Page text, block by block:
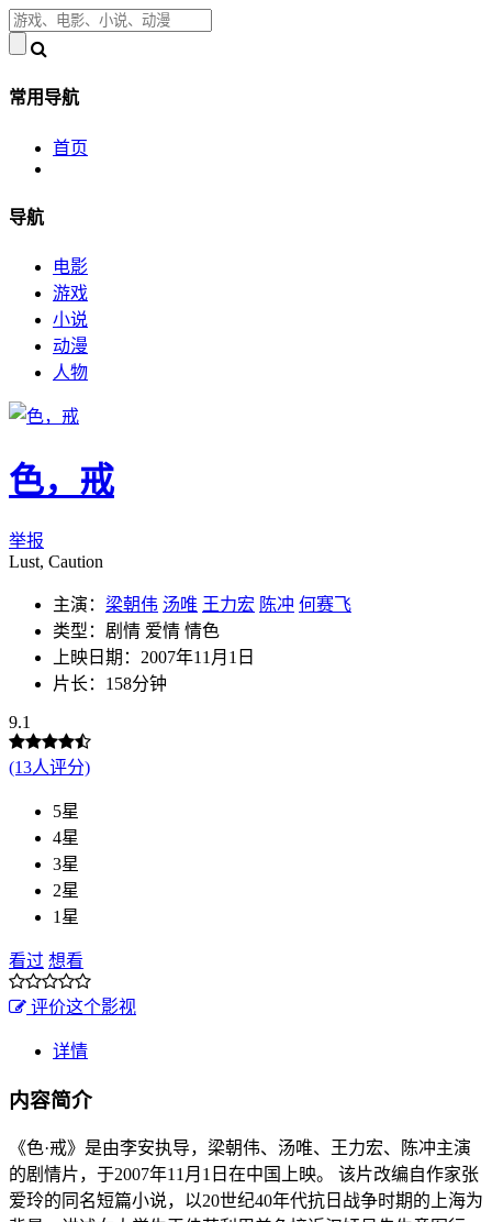
常用导航
首页
导航
电影
游戏
小说
动漫
人物
色，戒
举报
Lust, Caution
主演： 梁朝伟 汤唯 王力宏 陈冲 何赛飞
类型：剧情 爱情 情色
上映日期：2007年11月1日
片长：158分钟
9.1
(13人评分)
5星
4星
3星
2星
1星
看过 想看
评价这个影视
详情
内容简介
《色·戒》是由李安执导，梁朝伟、汤唯、王力宏、陈冲主演
的剧情片，于2007年11月1日在中国上映。 该片改编自作家张
爱玲的同名短篇小说，以20世纪40年代抗日战争时期的上海为